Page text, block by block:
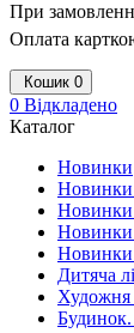
При
Оплата
Кошик 0
0 Відкладено
Каталог
Новинки
Новинки
Новинки
Новинки
Дитяча
Художня